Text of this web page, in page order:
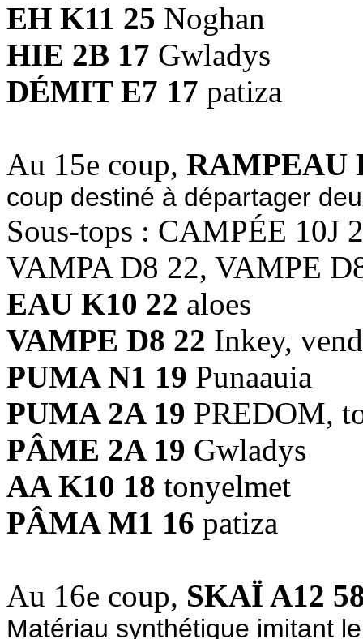
EH K11 25 Noghan
HIE 2B 17 Gwladys
DÉMIT E7 17 patiza
Au 15e coup, RAMPEAU
coup destiné à départager
Sous-tops : CAMPÉE 10J
VAMPA D8 22, VAMPE
EAU K10 22 aloes
VAMPE D8 22 Inkey,
PUMA N1 19 Punaauia
PUMA 2A 19 PREDOM,
PÂME 2A 19 Gwladys
AA K10 18 tonyelmet
PÂMA M1 16 patiza
Au 16e coup, SKAÏ A12
Matériau synthétique imitant